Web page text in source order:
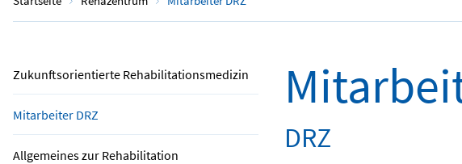
Zukunftsorientierte Rehabilitationsmedizin
Mitarbeiter DRZ
Allgemeines zur Rehabilitation
DRZ